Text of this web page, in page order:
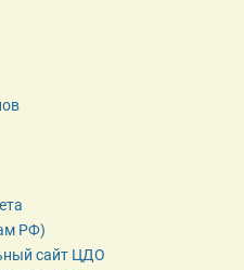
РФ)
сайт ЦДО